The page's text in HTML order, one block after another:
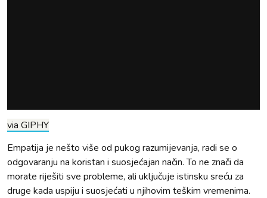
via GIPHY
Empatija je nešto više od pukog razumijevanja, radi se o
odgovaranju na koristan i suosjećajan način. To ne znači da
morate riješiti sve probleme, ali uključuje istinsku sreću za
druge kada uspiju i suosjećati u njihovim teškim vremenima.